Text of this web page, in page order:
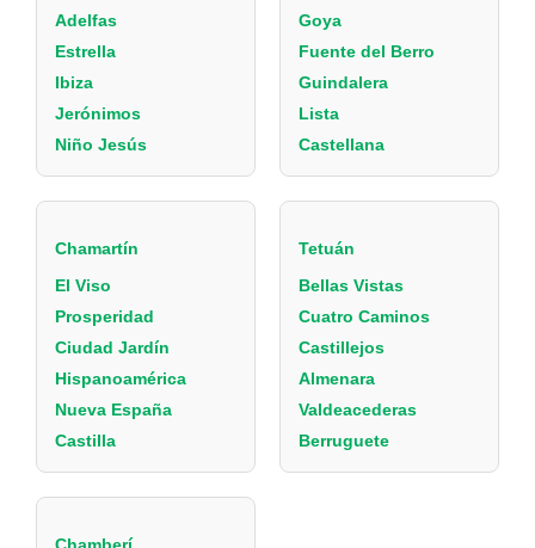
Adelfas
Estrella
Ibiza
Jerónimos
Niño Jesús
Goya
Fuente del Berro
Guindalera
Lista
Castellana
Chamartín
El Viso
Prosperidad
Ciudad Jardín
Hispanoamérica
Nueva España
Castilla
Tetuán
Bellas Vistas
Cuatro Caminos
Castillejos
Almenara
Valdeacederas
Berruguete
Chamberí